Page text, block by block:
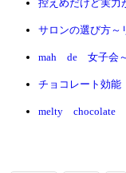
控えめだけど実力
サロンの選び方～
mah de 女子会～
チョコレート効能
melty chocolate